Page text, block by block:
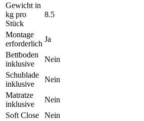
Gewicht in
kg pro
Stück
8.5
Montage
erforderlich
Ja
Bettboden
inklusive
Nein
Schublade
inklusive
Nein
Matratze
inklusive
Nein
Soft Close
Nein